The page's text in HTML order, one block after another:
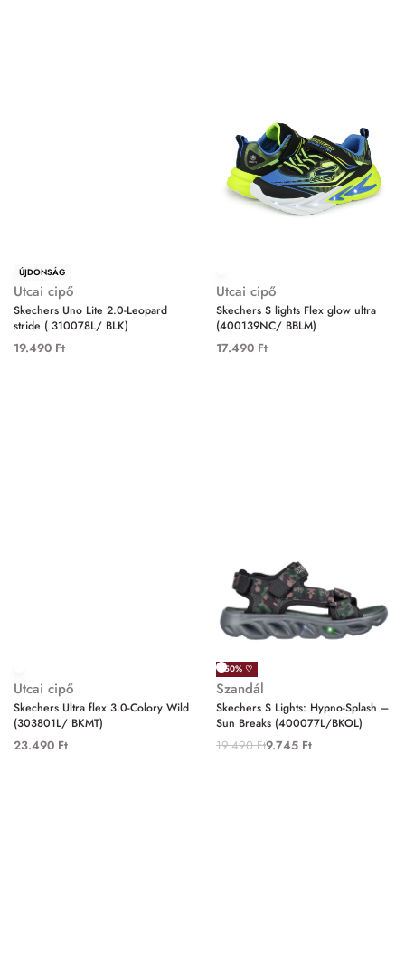
ÚJDONSÁG
Utcai cipő
Skechers Uno Lite 2.0-Leopard
stride ( 310078L/ BLK)
19.490 Ft
Utcai cipő
Skechers S lights Flex glow ultra
(400139NC/ BBLM)
17.490 Ft
Utcai cipő
Skechers Ultra flex 3.0-Colory Wild
(303801L/ BKMT)
23.490 Ft
-50% ♡
Szandál
Skechers S Lights: Hypno-Splash –
Sun Breaks (400077L/BKOL)
19.490Ft9.745 Ft